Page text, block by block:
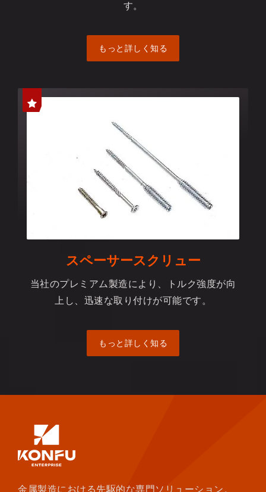
す。
もっと詳しく知る
スペーサースクリュー
当社のプレミアム製造により、トルク強度が向
上し、迅速な取り付けが可能です。
もっと詳しく知る
金属製造における先駆的な専門ソリューション。